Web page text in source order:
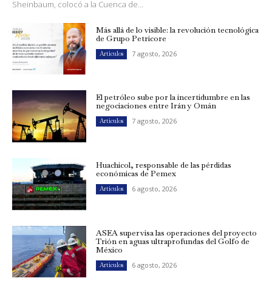
Sheinbaum, colocó a la Cuenca de...
Más allá de lo visible: la revolución tecnológica
de Grupo Petricore
Artículos 7 agosto, 2026
El petróleo sube por la incertidumbre en las
negociaciones entre Irán y Omán
Artículos 7 agosto, 2026
Huachicol, responsable de las pérdidas
económicas de Pemex
Artículos 6 agosto, 2026
ASEA supervisa las operaciones del proyecto
Trión en aguas ultraprofundas del Golfo de
México
Artículos 6 agosto, 2026